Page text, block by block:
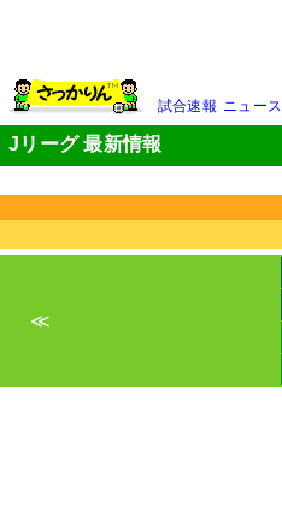
試合速報 ニュース
Jリーグ 最新情報
≪